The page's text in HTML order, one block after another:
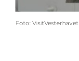
Foto: VisitVesterhavet